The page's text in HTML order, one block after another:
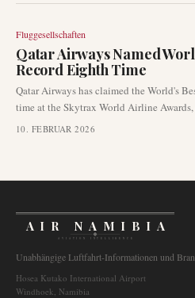
Fluggesellschaften
Qatar Airways Named
Record Eighth Time
Qatar Airways has claimed the World's
time at the Skytrax World Airline
global aviation.
10. FEBRUAR 2026
AIR NAMIBIA
AVIATION INTELLIGENCE
Unabhängige Luftfahrt-Informationen und
Hosea Kutako International Airport
Windhoek, Namibia